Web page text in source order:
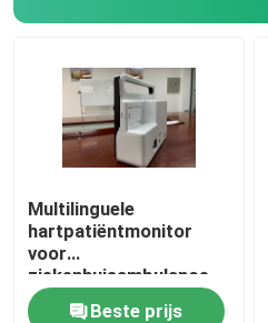
Multilinguele
hartpatiëntmonitor
voor
ziekenhuisambulance
OEM ODM
Beste prijs